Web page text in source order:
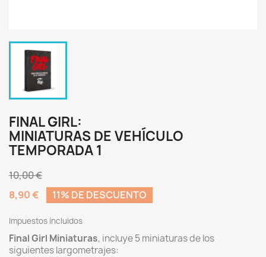
FINAL GIRL:
MINIATURAS DE VEHÍCULO
TEMPORADA 1
10,00 €
8,90 €
11% DE DESCUENTO
Impuestos incluidos
Final Girl Miniaturas, incluye 5 miniaturas de los
siguientes largometrajes: